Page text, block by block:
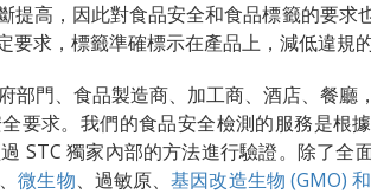
提高，因此對食品安全和食品標籤的要求
求，標籤準確標示在產品上，減低違規
部門、食品製造商、加工商、酒店、餐廳
要求。我們的食品安全檢測的服務是根
STC 獨家內部的方法進行驗證。除了全
微生物、過敏原、基因改造生物 (GMO)